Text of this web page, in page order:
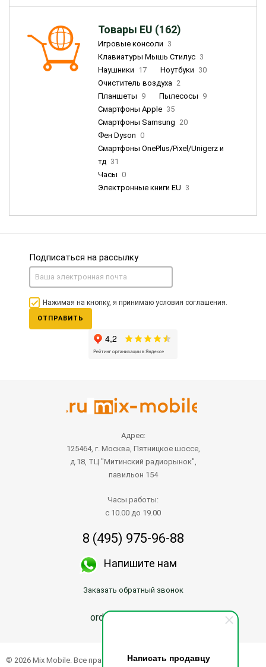
Написать продавцу
Товары EU (162)
Игровые консоли 3
Клавиатуры Мышь Стилус 3
Наушники 17 Ноутбуки 30
Очиститель воздуха 2
Планшеты 9 Пылесосы 9
Смартфоны Apple 35
Смартфоны Samsung 20
Фен Dyson 0
Смартфоны OnePlus/Pixel/Unigerz и
тд 31
Часы 0
Электронные книги EU 3
Подписаться на рассылку
Нажимая на кнопку, я принимаю условия соглашения.
ОТПРАВИТЬ
Адрес:
125464, г. Москва, Пятницкое шоссе,
д.18, ТЦ "Митинский радиорынок",
павильон 154
Часы работы:
с 10.00 до 19.00
8 (495) 975-96-88
Напишите нам
Заказать обратный звонок
order@mix-mobile.ru
© 2026 Mix Mobile. Все права защищены.